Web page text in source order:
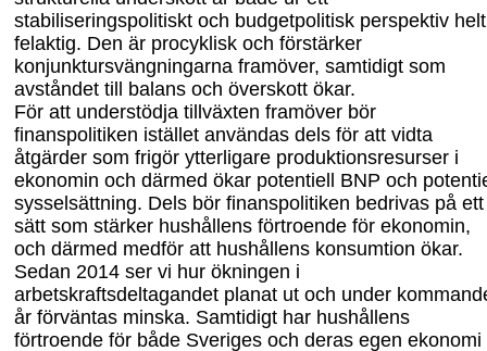
stabiliseringspolitiskt och budgetpolitisk perspektiv helt
felaktig. Den är procyklisk och förstärker
konjunktursvängningarna framöver, samtidigt som
avståndet till balans och överskott ökar.
För att understödja tillväxten framöver bör
finanspolitiken istället användas dels för att vidta
åtgärder som frigör ytterligare produktionsresurser i
ekonomin och därmed ökar potentiell BNP och
sysselsättning. Dels bör finanspolitiken bedrivas på ett
sätt som stärker hushållens förtroende för ekonomin,
och därmed medför att hushållens konsumtion ökar.
Sedan 2014 ser vi hur ökningen i
arbetskraftsdeltagandet planat ut och under
år förväntas minska. Samtidigt har hushållens
förtroende för både Sveriges och deras egen ekonomi